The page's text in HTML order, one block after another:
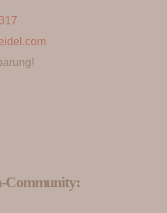
Community: